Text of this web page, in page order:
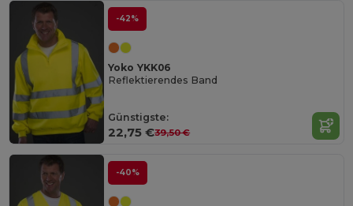
-42%
Yoko YKK06
Reflektierendes Band
Günstigste:
22,75 €39,50 €
-40%